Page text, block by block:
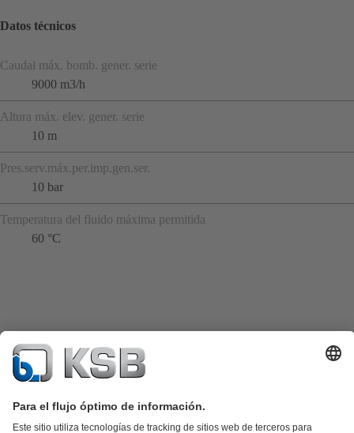
Datos técnicos
Caudal máx. bomb. gener. serie
9000 m3/h
Altura máx. elev. gener. serie
10 m
Pres.serv.máx.per.imp.gen.ser.
10 bar
Temperatura del fluido máxima permitida
60 °C